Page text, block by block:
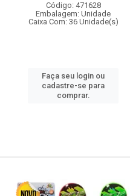
Código: 471628
Embalagem: Unidade
Caixa Com: 36 Unidade(s)
Faça seu login ou
cadastre-se para
comprar.